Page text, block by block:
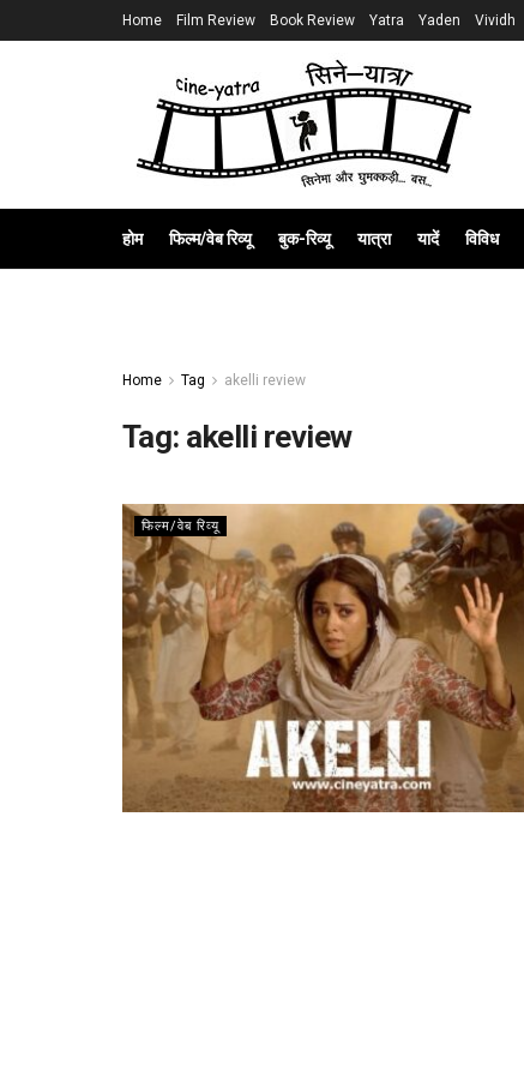
Home Film Review Book Review Yatra Yaden Vividh
होम फिल्म/वेब रिव्यू बुक-रिव्यू यात्रा यादें विविध
Home Tag akelli review
Tag: akelli review
फिल्म/वेब रिव्यू